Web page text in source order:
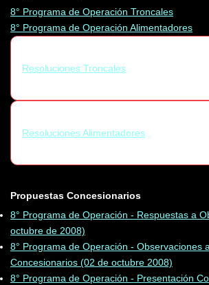
8° Programa de Operación Troncales
8° Programa de Operación Alimentadores
Resoluciones Troncales
Resoluciones Alimentadores
Propuestas Concesionarios
8° Programa de Operación - Respuestas a
octubre de 2008)
8° Programa de Operación - Observaciones
Concesionarios (02 de octubre 2008)
8° Programa de Operación - Presentación